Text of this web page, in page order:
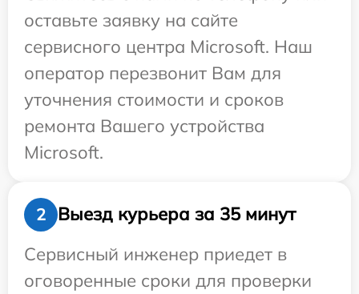
оставьте заявку на сайте
сервисного центра Microsoft. Наш
оператор перезвонит Вам для
уточнения стоимости и сроков
ремонта Вашего устройства
Microsoft.
2
Выезд курьера за 35 минут
Сервисный инженер приедет в
оговоренные сроки для проверки